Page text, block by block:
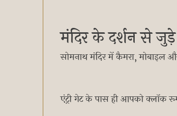
मंदिर के दर्शन से
सोमनाथ मंदिर में कैमरा, मोबाइल
एंट्री गेट के पास ही आपको क्लॉक